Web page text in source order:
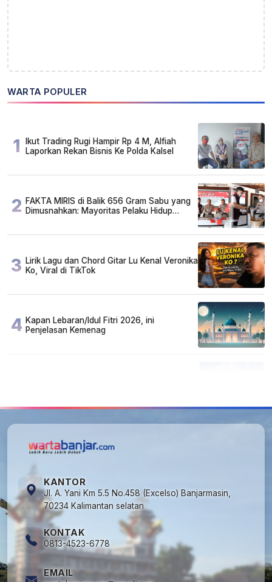
WARTA POPULER
1
Ikut Trading Rugi Hampir Rp 4 M, Alfiah
Laporkan Rekan Bisnis Ke Polda Kalsel
2 FAKTA MIRIS di Balik 656 Gram Sabu yang
Dimusnahkan: Mayoritas Pelaku Hidup
3 Lirik Lagu dan Chord Gitar Lu Kenal Veronika
Ko, Viral di TikTok
4 Kapan Lebaran/Idul Fitri 2026, ini
Penjelasan Kemenag
KANTOR
Jl. A. Yani Km 5.5 No.458 (Excelso) Banjarmasin,
70234 Kalimantan selatan
KONTAK
0813-4523-6778
EMAIL